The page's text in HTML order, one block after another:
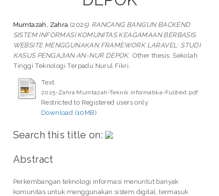
Mumtazah, Zahra (2025) RANCANG BANGUN BACKEND
SISTEM INFORMASI KOMUNITAS KEAGAMAAN BERBASIS
WEBSITE MENGGUNAKAN FRAMEWORK LARAVEL: STUDI
KASUS PENGAJIAN AN-NUR DEPOK. Other thesis, Sekolah
Tinggi Teknologi Terpadu Nurul Fikri.
Text
2025-Zahra Mumtazah-Teknik Informatika-Fulltext.pdf
Restricted to Registered users only
Download (10MB)
Search this title on:
Abstract
Perkembangan teknologi informasi menuntut banyak
komunitas untuk menggunakan sistem digital, termasuk